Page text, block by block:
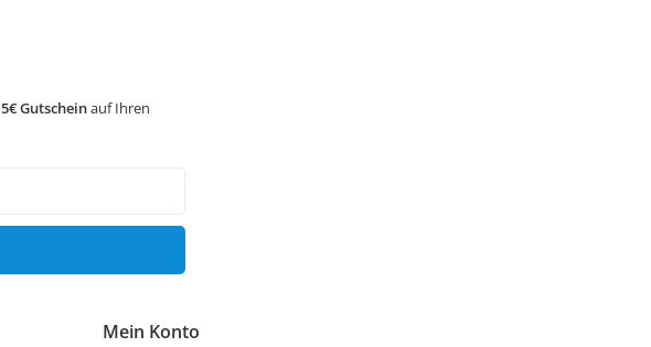
5€ Gutscheinauf Ihren
Mein Konto